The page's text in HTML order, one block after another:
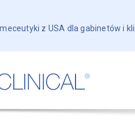
z USA dla gabinetów i